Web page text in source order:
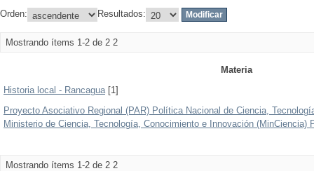
Orden: Resultados:
Mostrando ítems 1-2 de 2 2
Materia
Historia local - Rancagua[1]
Proyecto Asociativo Regional (PAR) Política Nacional de Ciencia,
Ministerio de Ciencia, Tecnología, Conocimiento e Innovación (MinCiencia)
Mostrando ítems 1-2 de 2 2